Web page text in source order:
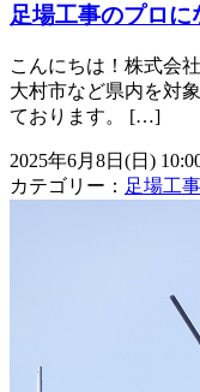
足場工事のプロに
こんにちは！株式会
大村市など県内を対
ております。 […]
2025年6月8日(日)
カテゴリー： 足場工事